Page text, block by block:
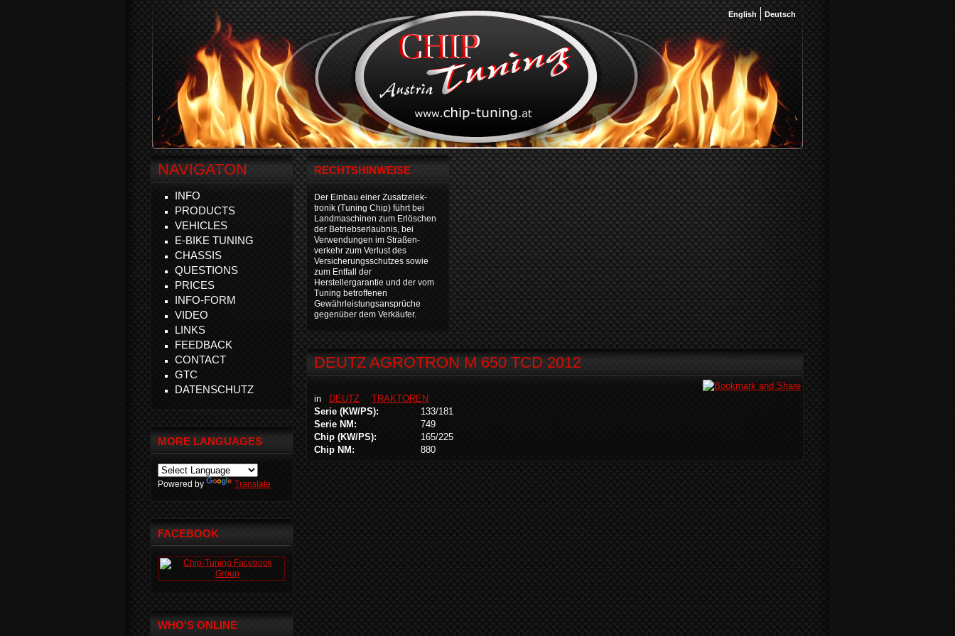
English Deutsch
RECHTSHINWEISE
Der Einbau einer Zusatzelek-
tronik (Tuning Chip) führt bei
Landmaschinen zum Erlöschen
der Betriebserlaubnis, bei
Verwendungen im Straßen-
verkehr zum Verlust des
Versicherungsschutzes sowie
zum Entfall der
Herstellergarantie und der vom
Tuning betroffenen
Gewährleistungsansprüche
gegenüber dem Verkäufer.
DEUTZ AGROTRON M 650 TCD 2012
in DEUTZ
TRAKTOREN
Serie (KW/PS):
133/181
Serie NM:
749
Chip (KW/PS):
165/225
Chip NM:
880
NAVIGATON
INFO
PRODUCTS
VEHICLES
E-BIKE TUNING
CHASSIS
QUESTIONS
PRICES
INFO-FORM
VIDEO
LINKS
FEEDBACK
CONTACT
GTC
DATENSCHUTZ
MORE LANGUAGES
Powered by Translate
FACEBOOK
WHO'S ONLINE